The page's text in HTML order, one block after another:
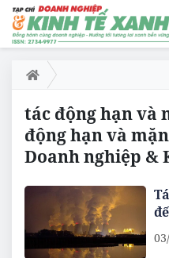
tác động hạn và
động hạn và
Doanh nghiệp &